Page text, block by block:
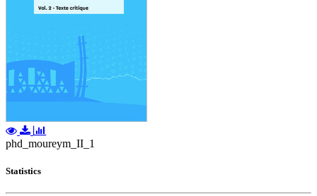
phd_moureym_II_1
Statistics